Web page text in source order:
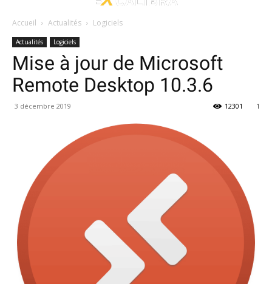
Accueil Actualités Logiciels
Actualités Logiciels
Mise à jour de Microsoft
Remote Desktop 10.3.6
3 décembre 2019 1
12301